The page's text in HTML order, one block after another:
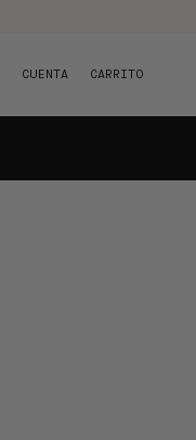
CUENTA CARRITO